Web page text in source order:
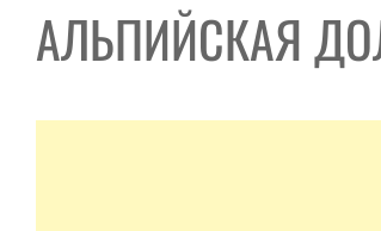
АЛЬПИЙСКАЯ